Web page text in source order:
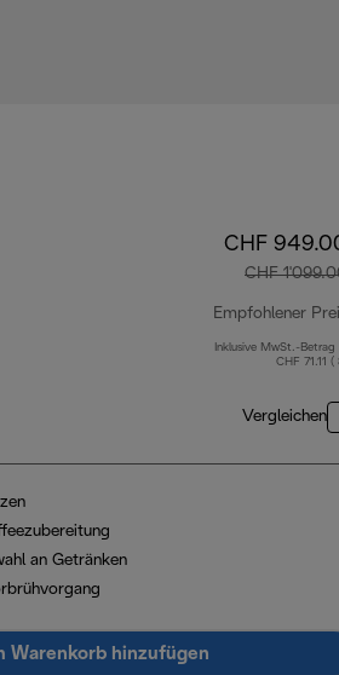
CHF
CHF
Empfohlener
Inklusive MwSt.-Betrag
CHF 71.11 (
Vergleichen
an Getränken
Warenkorb hinzufügen